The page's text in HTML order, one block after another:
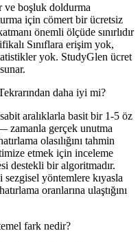
ve boşluk doldurma
için cömert bir ücretsiz
önemli ölçüde sınırlıdır
Sınıflara erişim yok,
yok. StudyGlen ücret
daha iyi mi?
aralıklarla basit bir 1-5 öz
zamanla gerçek unutma
olasılığını tahmin
etmek için inceleme
destekli bir algoritmadır.
yöntemlere kıyasla
oranlarına ulaştığını
fark nedir?